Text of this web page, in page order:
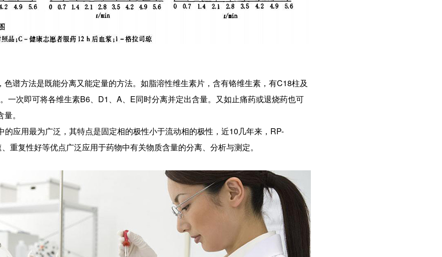
色谱方法是既能分离又能定量的方法。如脂溶性维生素片，含有铬维生素，有C18柱及
一次即可将各维生素B6、D1、A、E同时分离并定出含量。又如止痛药或退烧药也可
。
的应用最为广泛，其特点是固定相的极性小于流动相的极性，近10几年来，RP-
重复性好等优点广泛应用于药物中有关物质含量的分离、分析与测定。